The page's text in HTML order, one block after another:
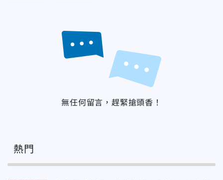
無任何留言，趕緊搶頭香！
熱門